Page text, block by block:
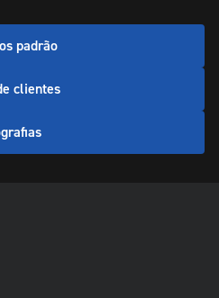
padrão
clientes